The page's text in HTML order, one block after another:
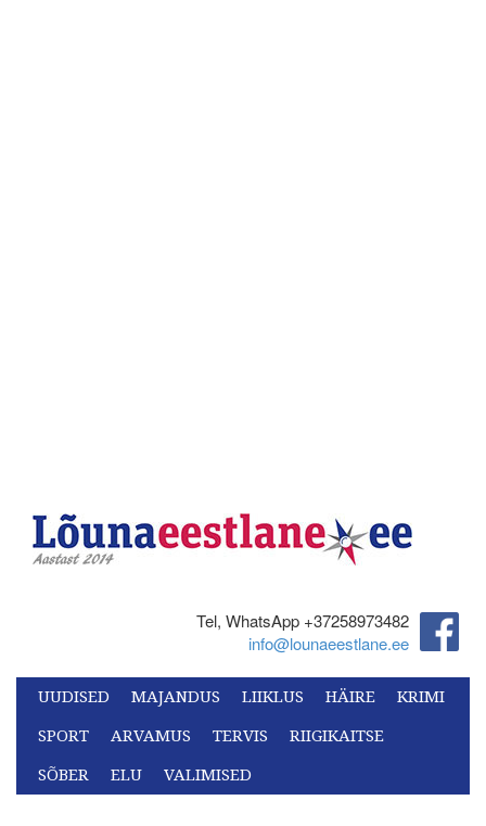
Tel, WhatsApp +37258973482‬
info@lounaeestlane.ee
UUDISED MAJANDUS LIIKLUS HÄIRE
KRIMI
SPORT
ARVAMUS TERVIS
RIIGIKAITSE
SÕBER
ELU VALIMISED